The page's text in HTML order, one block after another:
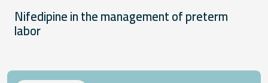
Nifedipine in the management of preterm
labor